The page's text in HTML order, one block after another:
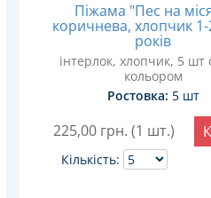
Піжама "Пес на
коричнева, хлопчик
років
інтерлок, хлопчик, 5 шт
кольором
Ростовка: 5 шт
225,00 грн. (1 шт.)
Кількість: